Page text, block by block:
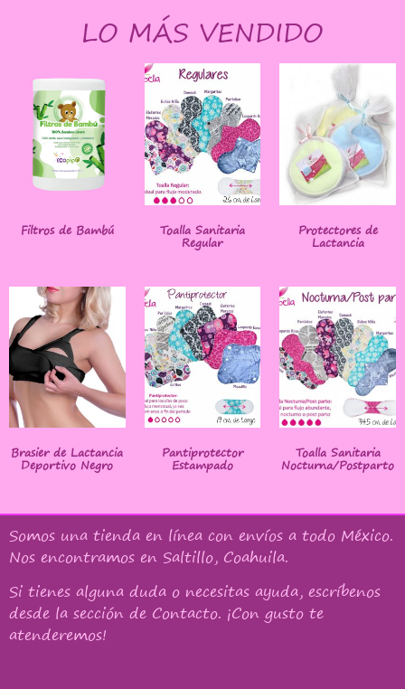
LO MÁS VENDIDO
Filtros de Bambú Toalla Sanitaria
Regular
Protectores de
Lactancia
Brasier de Lactancia
Deportivo Negro
Pantiprotector
Estampado
Toalla Sanitaria
Nocturna/Postparto
Somos una tienda en línea con envíos a todo México.
Nos encontramos en Saltillo, Coahuila.
Si tienes alguna duda o necesitas ayuda, escríbenos
desde la sección de Contacto. ¡Con gusto te
atenderemos!